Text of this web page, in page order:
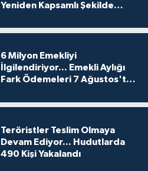
Yeniden Kapsamlı Şekilde
6 Milyon Emekliyi
İlgilendiriyor... Emekli Aylığı
Fark Ödemeleri 7 Ağustos'ta
Teröristler Teslim Olmaya
Devam Ediyor... Hudutlarda
490 Kişi Yakalandı